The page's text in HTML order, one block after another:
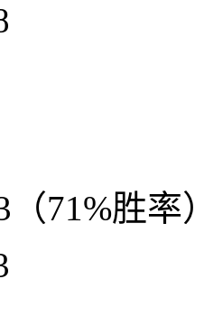
（71%胜率